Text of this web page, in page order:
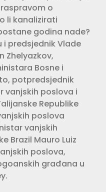
o
li kanalizirati
godina nade?
i predsjednik Vlade
Zhelyazkov,
Bosne i
potpredsjednik
vanjskih poslova i
Republike
poslova
vanjskih
Brazil Mauro Luiz
poslova,
građana u